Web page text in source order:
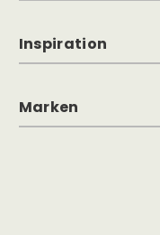
Inspiration
Marken